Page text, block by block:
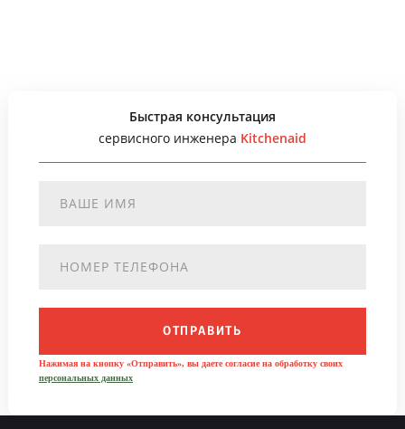
Быстрая консультация
сервисного инженера Kitchenaid
ОТПРАВИТЬ
Нажимая на кнопку «Отправить», вы даете согласие на обработку своих
персональных данных